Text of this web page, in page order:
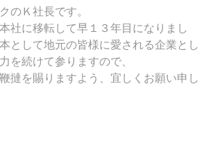
のＫ社長です。
社に移転して早１３年目になりまし
として地元の皆様に愛される企業とし
を続けて参りますので、
撻を賜りますよう、宜しくお願い申し